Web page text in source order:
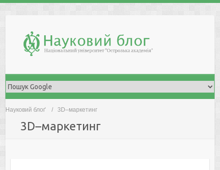
Науковий блоґ 3D–маркетинг
3D–маркетинг